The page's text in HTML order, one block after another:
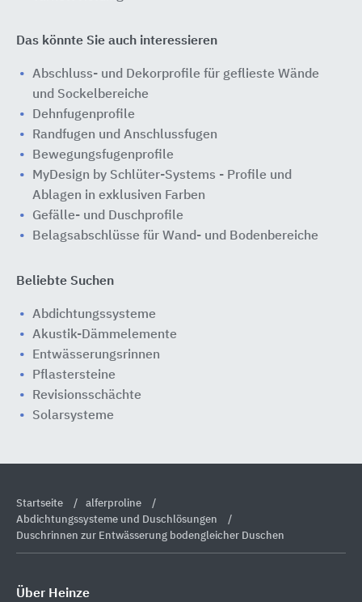
Das könnte Sie auch interessieren
Abschluss- und Dekorprofile für geflieste Wände
und Sockelbereiche
Dehnfugenprofile
Randfugen und Anschlussfugen
Bewegungsfugenprofile
MyDesign by Schlüter-Systems - Profile und
Ablagen in exklusiven Farben
Gefälle- und Duschprofile
Belagsabschlüsse für Wand- und Bodenbereiche
Beliebte Suchen
Abdichtungssysteme
Akustik-Dämmelemente
Entwässerungsrinnen
Pflastersteine
Revisionsschächte
Solarsysteme
Startseite
alferproline
Abdichtungssysteme und Duschlösungen
Duschrinnen zur ​Entwässerung bodengleicher Duschen
Über Heinze